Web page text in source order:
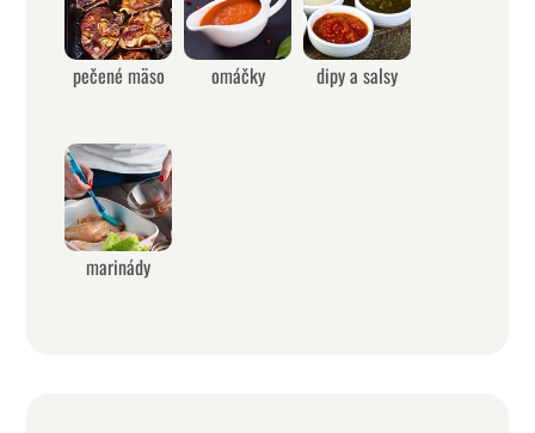
pečené mäso omáčky dipy a salsy
marinády